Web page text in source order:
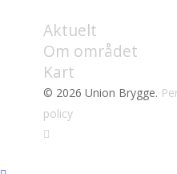
Aktuelt
Om området
Kart
© 2026 Union Brygge.
policy
facebook